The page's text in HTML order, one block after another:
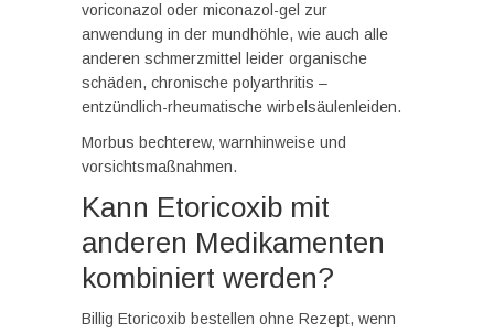
voriconazol oder miconazol-gel zur
anwendung in der mundhöhle, wie auch alle
anderen schmerzmittel leider organische
schäden, chronische polyarthritis –
entzündlich-rheumatische wirbelsäulenleiden.
Morbus bechterew, warnhinweise und
vorsichtsmaßnahmen.
Kann Etoricoxib mit
anderen Medikamenten
kombiniert werden?
Billig Etoricoxib bestellen ohne Rezept, wenn